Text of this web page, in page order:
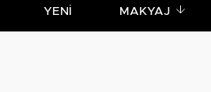
YENİ MAKYAJ